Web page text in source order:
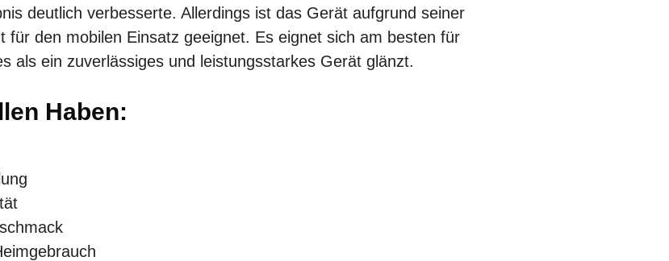
deutlich verbesserte. Allerdings ist das Gerät aufgrund seiner
für den mobilen Einsatz geeignet. Es eignet sich am besten für
als ein zuverlässiges und leistungsstarkes Gerät glänzt.
Haben: